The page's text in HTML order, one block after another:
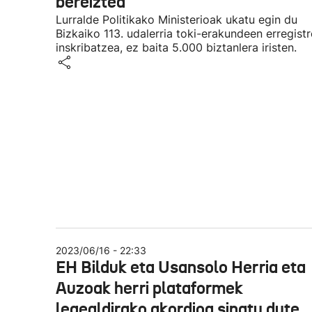
Lurralde Politikako Ministerioak ukatu egin du
Bizkaiko 113. udalerria toki-erakundeen
inskribatzea, ez baita 5.000 biztanlera iristen.
2023/06/16 - 22:33
EH Bilduk eta Usansolo Herria eta
Auzoak herri plataformek